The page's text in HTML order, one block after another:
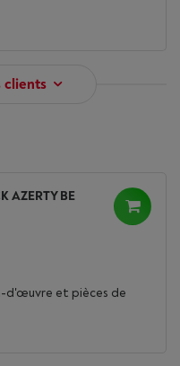
clients
AZERTY BE
d'œuvre et pièces de